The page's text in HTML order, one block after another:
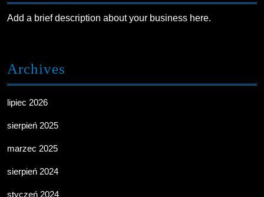
Add a brief description about your business here.
Archives
lipiec 2026
sierpień 2025
marzec 2025
sierpień 2024
styczeń 2024